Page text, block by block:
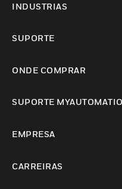
INDUSTRIAS
SUPORTE
ONDE COMPRAR
SUPORTE
EMPRESA
CARREIRAS